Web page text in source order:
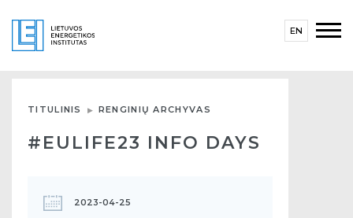
EN
TITULINIS RENGINIŲ ARCHYVAS
#EULIFE23 INFO DAYS
2023-04-25